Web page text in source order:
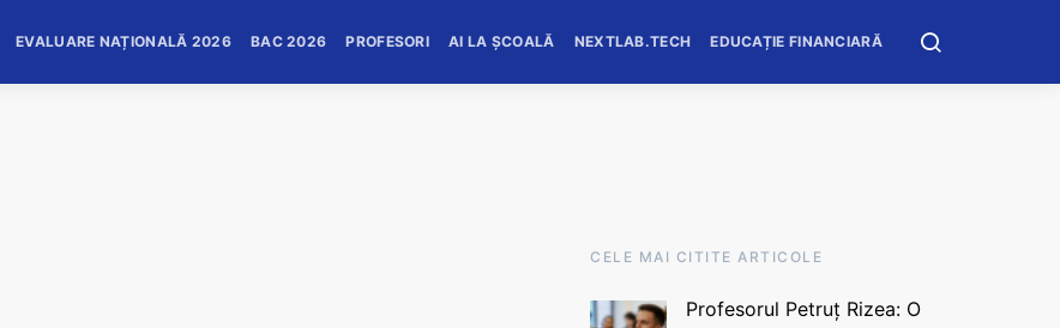
EVALUARE NAȚIONALĂ 2026 BAC 2026 PROFESORI AI LA ȘCOALĂ NEXTLAB.TECH EDUCAȚIE FINANCIARĂ
CELE MAI CITITE ARTICOLE
Profesorul Petruț Rizea: O